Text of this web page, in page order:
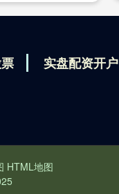
实盘配资开户
HTML地图